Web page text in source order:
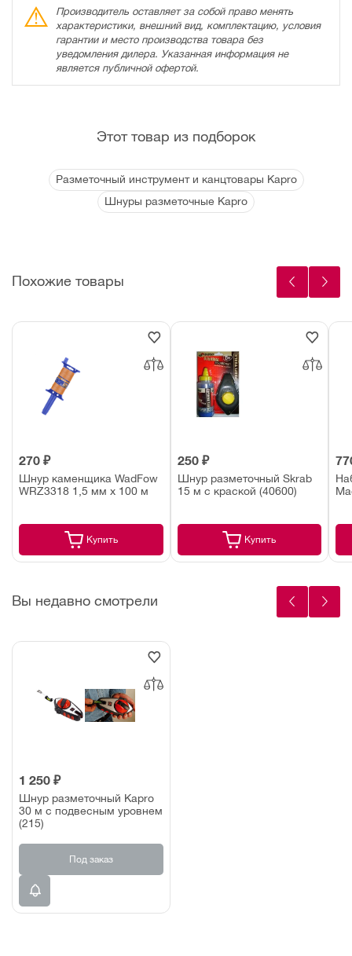
Производитель оставляет за собой право менять
характеристики, внешний вид, комплектацию, условия
гарантии и место производства товара без
уведомления дилера. Указанная информация не
является публичной офертой.
Этот товар из подборок
Разметочный инструмент и канцтовары Kapro
Шнуры разметочные Kapro
Похожие товары
270 ₽
Шнур каменщика WadFow
WRZ3318 1,5 мм х 100 м
Купить
250 ₽
Шнур разметочный Skrab
15 м с краской (40600)
Купить
Вы недавно смотрели
1 250 ₽
Шнур разметочный Kapro
30 м с подвесным уровнем
(215)
Под заказ